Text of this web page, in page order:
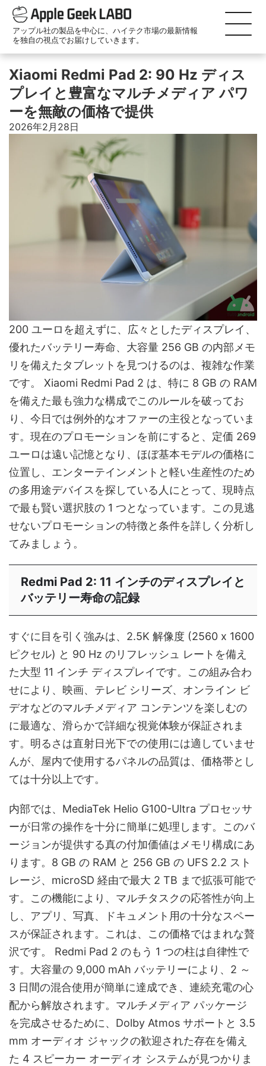
アップル社の製品を中心に、ハイテク市場の最新情報
を独自の視点でお届けしていきます。
Xiaomi Redmi Pad 2: 90 Hz ディス
プレイと豊富なマルチメディア パワ
ーを無敵の価格で提供
2026年2月28日
200 ユーロを超えずに、広々としたディスプレイ、
優れたバッテリー寿命、大容量 256 GB の内部メモ
リを備えたタブレットを見つけるのは、複雑な作業
です。 Xiaomi Redmi Pad 2 は、特に 8 GB の RAM
を備えた最も強力な構成でこのルールを破ってお
り、今日では例外的なオファーの主役となっていま
す。現在のプロモーションを前にすると、定価 269
ユーロは遠い記憶となり、ほぼ基本モデルの価格に
位置し、エンターテインメントと軽い生産性のため
の多用途デバイスを探している人にとって、現時点
で最も賢い選択肢の 1 つとなっています。この見逃
せないプロモーションの特徴と条件を詳しく分析し
てみましょう。
Redmi Pad 2: 11 インチのディスプレイと
バッテリー寿命の記録
すぐに目を引く強みは、2.5K 解像度 (2560 x 1600
ピクセル) と 90 Hz のリフレッシュ レートを備え
た大型 11 インチ ディスプレイです。この組み合わ
せにより、映画、テレビ シリーズ、オンライン ビ
デオなどのマルチメディア コンテンツを楽しむの
に最適な、滑らかで詳細な視覚体験が保証されま
す。明るさは直射日光下での使用には適していませ
んが、屋内で使用するパネルの品質は、価格帯とし
ては十分以上です。
内部では、MediaTek Helio G100-Ultra プロセッサ
ーが日常の操作を十分に簡単に処理します。このバ
ージョンが提供する真の付加価値はメモリ構成にあ
ります。8 GB の RAM と 256 GB の UFS 2.2 スト
レージ、microSD 経由で最大 2 TB まで拡張可能で
す。この機能により、マルチタスクの応答性が向上
し、アプリ、写真、ドキュメント用の十分なスペー
スが保証されます。これは、この価格ではまれな贅
沢です。 Redmi Pad 2 のもう 1 つの柱は自律性で
す。大容量の 9,000 mAh バッテリーにより、2 ～
3 日間の混合使用が簡単に達成でき、連続充電の心
配から解放されます。マルチメディア パッケージ
を完成させるために、Dolby Atmos サポートと 3.5
mm オーディオ ジャックの歓迎された存在を備え
た 4 スピーカー オーディオ システムが見つかりま